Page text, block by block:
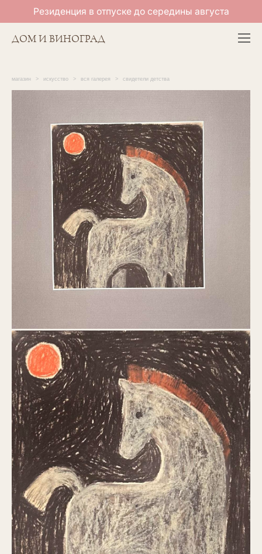
Резиденция в отпуске до середины августа
ДОМ И ВИНОГРАД
магазин > искусство > вся галерея > свидетели детства